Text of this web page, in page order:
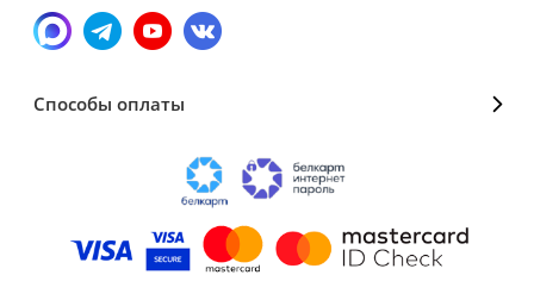
Способы оплаты